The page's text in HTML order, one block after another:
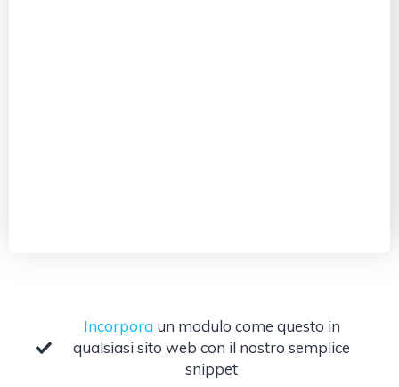
Incorpora un modulo come questo in
qualsiasi sito web con il nostro semplice
snippet